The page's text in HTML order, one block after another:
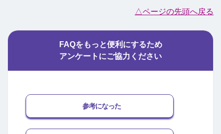
△ページの先頭へ戻る
FAQをもっと便利にするため
アンケートにご協力ください
参考になった